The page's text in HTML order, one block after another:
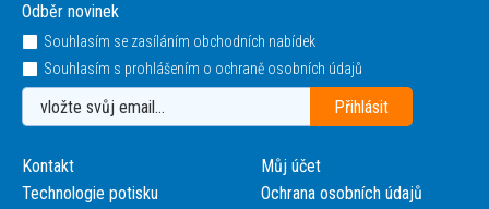
Odběr novinek
Souhlasím se zasíláním obchodních nabídek
Souhlasím s prohlášením o ochraně osobních údajů
Kontakt
Technologie potisku
Můj účet
Ochrana osobních údajů